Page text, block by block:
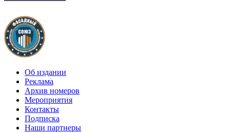
Об издании
Реклама
Архив номеров
Мероприятия
Контакты
Подписка
Наши партнеры